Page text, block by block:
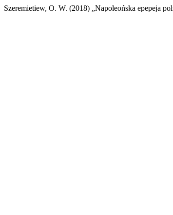
Szeremietiew, O. W. (2018) „Napoleońska epepeja